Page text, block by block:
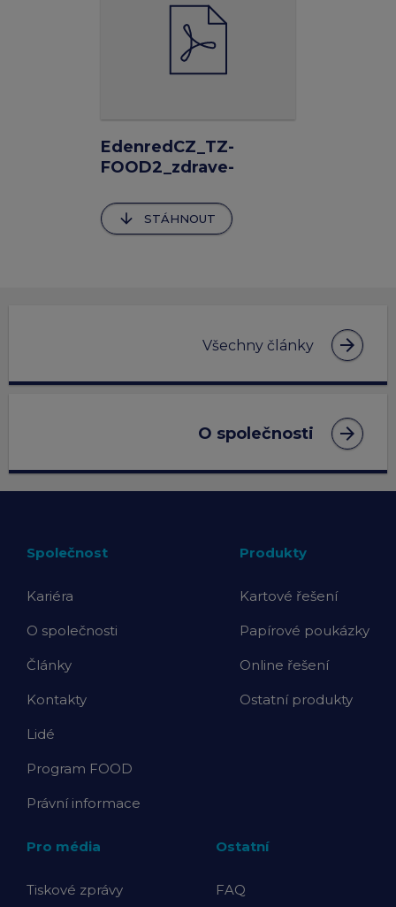
EdenredCZ_TZ-
FOOD2_zdrave-
arrow_downward STÁHNOUT
Všechny články arrow_forward
O společnosti arrow_forward
Společnost
Kariéra
O společnosti
Články
Kontakty
Lidé
Program FOOD
Právní informace
Produkty
Kartové řešení
Papírové poukázky
Online řešení
Ostatní produkty
Pro média
Tiskové zprávy
Ostatní
FAQ